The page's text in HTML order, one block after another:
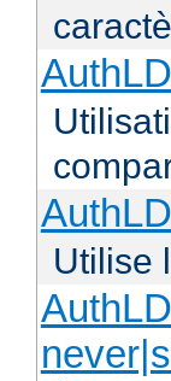
Utilise